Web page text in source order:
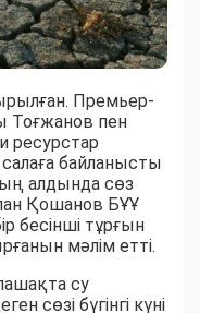
Премьер-
Тоғжанов пен
ресурстар
байланысты
алдында сөз
Қошанов БҰҰ
бесінші тұрғын
мәлім етті.
су
сөзі бүгінгі күні